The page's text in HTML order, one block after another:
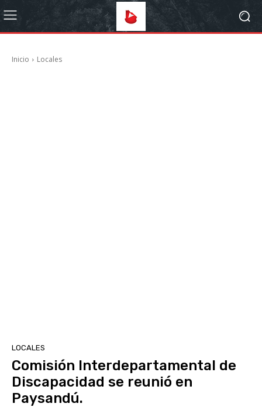
Inicio Locales
LOCALES
Comisión Interdepartamental de
Discapacidad se reunió en
Paysandú.